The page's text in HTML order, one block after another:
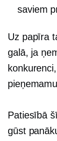
saviem
Uz papīra
galā, ja
Patiesībā
gūst